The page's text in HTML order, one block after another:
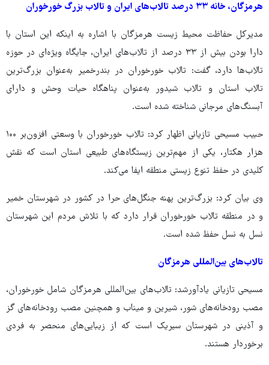
هرمزگان، خانه ۳۳ درصد تالاب‌های ایران و تالاب بزرگ خورخوران
مدیرکل حفاظت محیط زیست هرمزگان با اشاره به اینکه این استان با
دارا بودن بیش از ۳۳ درصد از تالاب‌های ایران، جایگاه ویژه‌ای در حوزه
تالاب‌ها دارد، گفت: تالاب خورخوران در بندرخمیر به‌عنوان بزرگ‌ترین
تالاب استان و تالاب شیدور به‌عنوان پناهگاه حیات وحش و دارای
آبسنگ‌های مرجانی شناخته شده است.
حبیب مسیحی تازیانی اظهار کرد: تالاب خورخوران با وسعتی افزون‌بر ۱۰۰
هزار هکتار، یکی از مهم‌ترین زیستگاه‌های طبیعی استان است که نقش
کلیدی در حفظ تنوع زیستی منطقه ایفا می‌کند.
وی بیان کرد: بزرگ‌ترین پهنه جنگل‌های حرا در کشور در شهرستان خمیر
و در منطقه تالاب خورخوران قرار دارد که با تلاش مردم این شهرستان
نسل به نسل حفظ شده است.
تالاب‌های بین‌المللی هرمزگان
مسیحی تازیانی یادآورشد: تالاب‌های بین‌المللی هرمزگان شامل خورخوران،
مصب رودخانه‌های شور، شیرین و میناب و همچنین مصب رودخانه‌های گز
و آذینی در شهرستان سیریک است که از زیبایی‌های منحصر به فردی
برخوردار هستند.